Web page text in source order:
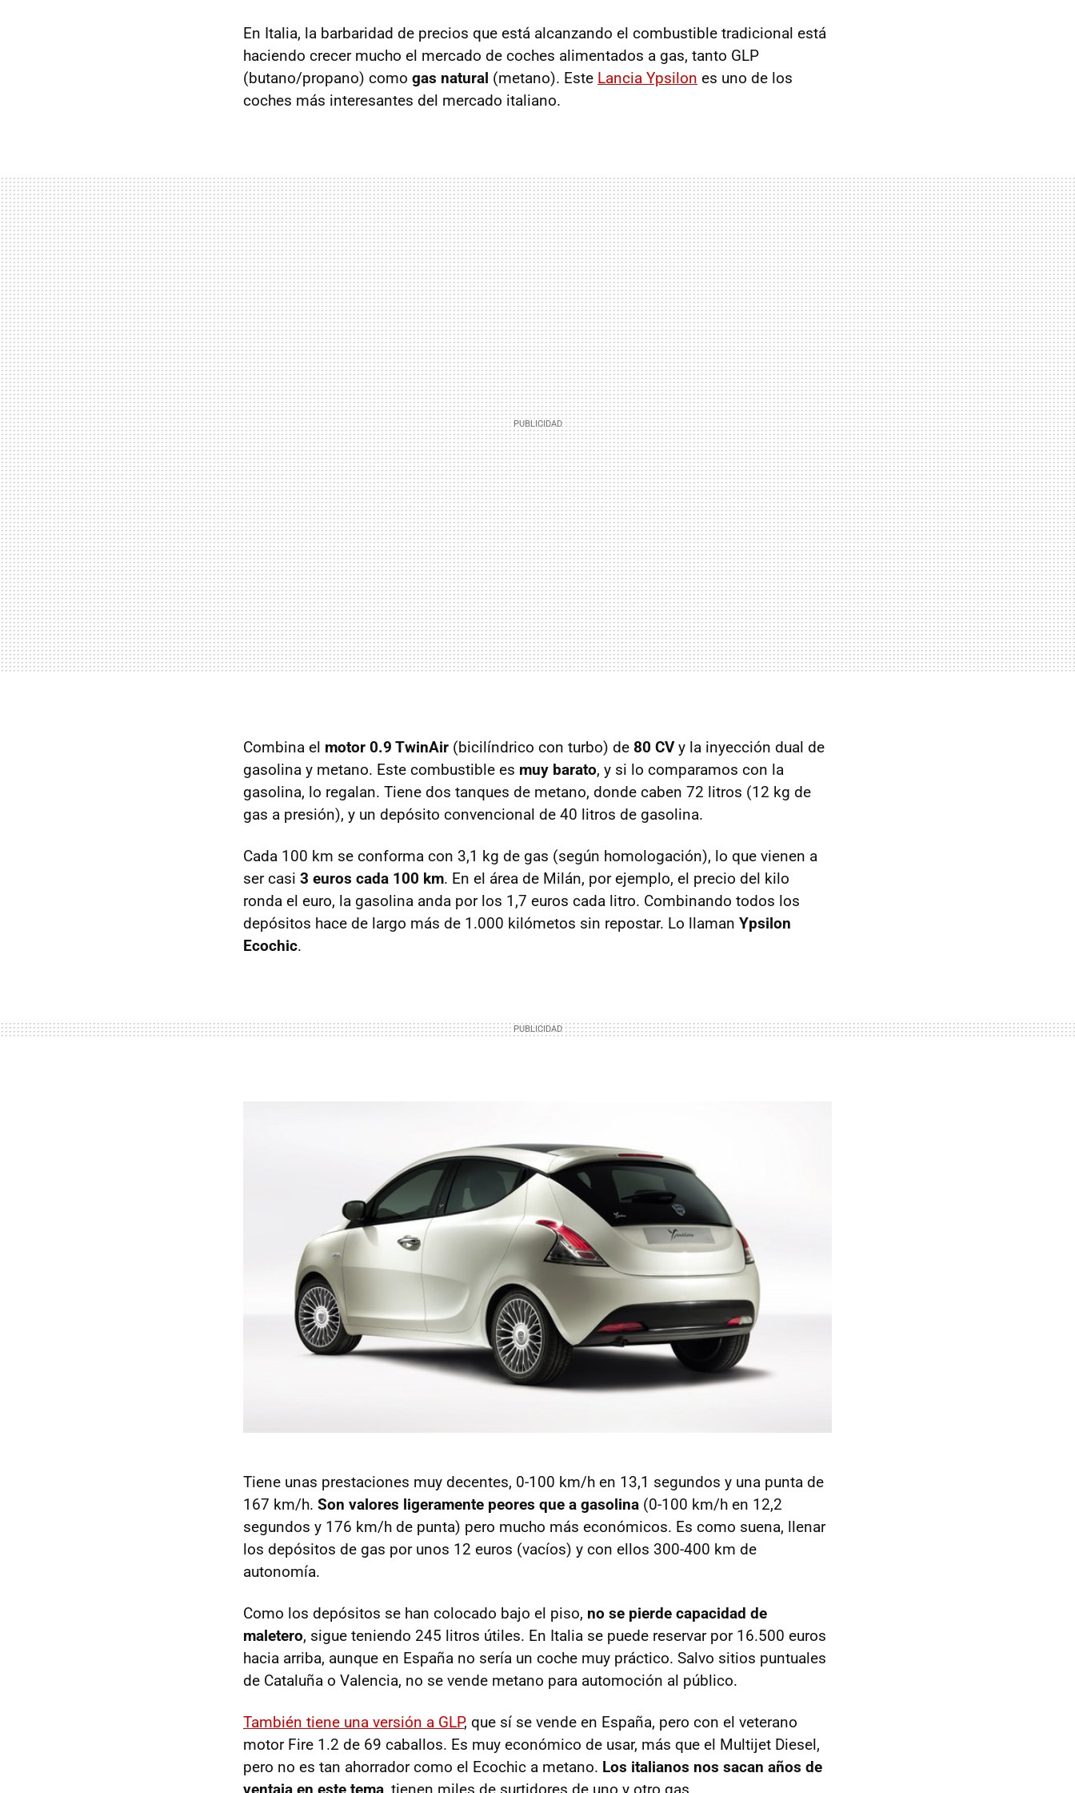
En Italia, la barbaridad de precios que está alcanzando el combustible tradicional está
haciendo crecer mucho el mercado de coches alimentados a gas, tanto GLP
(butano/propano) como gas natural (metano). Este Lancia Ypsilon es uno de los
coches más interesantes del mercado italiano.
Combina el motor 0.9 TwinAir (bicilíndrico con turbo) de 80 CVy la inyección dual de
gasolina y metano. Este combustible es muy barato, y si lo comparamos con la
gasolina, lo regalan. Tiene dos tanques de metano, donde caben 72 litros (12 kg de
gas a presión), y un depósito convencional de 40 litros de gasolina.
Cada 100 km se conforma con 3,1 kg de gas (según homologación), lo que vienen a
ser casi 3 euros cada 100 km. En el área de Milán, por ejemplo, el precio del kilo
ronda el euro, la gasolina anda por los 1,7 euros cada litro. Combinando todos los
depósitos hace de largo más de 1.000 kilómetos sin repostar. Lo llaman Ypsilon
Ecochic.
Tiene unas prestaciones muy decentes, 0-100 km/h en 13,1 segundos y una punta de
167 km/h. Son valores ligeramente peores que a gasolina (0-100 km/h en 12,2
segundos y 176 km/h de punta) pero mucho más económicos. Es como suena, llenar
los depósitos de gas por unos 12 euros (vacíos) y con ellos 300-400 km de
autonomía.
Como los depósitos se han colocado bajo el piso, no se pierde capacidad de
maletero, sigue teniendo 245 litros útiles. En Italia se puede reservar por 16.500 euros
hacia arriba, aunque en España no sería un coche muy práctico. Salvo sitios puntuales
de Cataluña o Valencia, no se vende metano para automoción al público.
También tiene una versión a GLP, que sí se vende en España, pero con el veterano
motor Fire 1.2 de 69 caballos. Es muy económico de usar, más que el Multijet Diesel,
pero no es tan ahorrador como el Ecochic a metano. Los italianos nos sacan años de